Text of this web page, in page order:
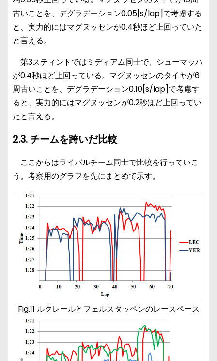
古いことを、デグラデーション0.05[s/lap]で考慮する
と、実力的にはマグヌッセンが0.4秒ほど上回っていた
と言える。
第3スティントではミディアム同士で、シューマッハ
が0.4秒ほど上回っている。マグヌッセンのタイヤが6
周古いことを、デグラデーション0.10[s/lap]で考慮す
ると、実力的にはマグヌッセンが0.2秒ほど上回ってい
たと言える。
2.3. チームを跨いだ比較
ここからはライバルチーム同士で比較を行っていこ
う。考察用のグラフを先にまとめて示す。
Fig.11 ルクレールとフェルスタッペンのレースペース